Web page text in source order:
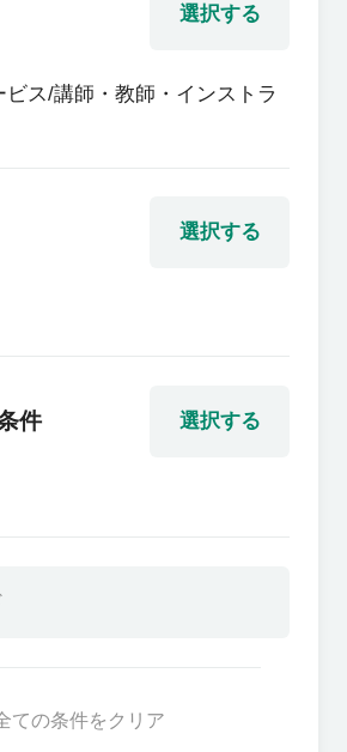
選択する
ビス/講師・教師・インストラ
選択する
選択する
件
ての条件をクリア